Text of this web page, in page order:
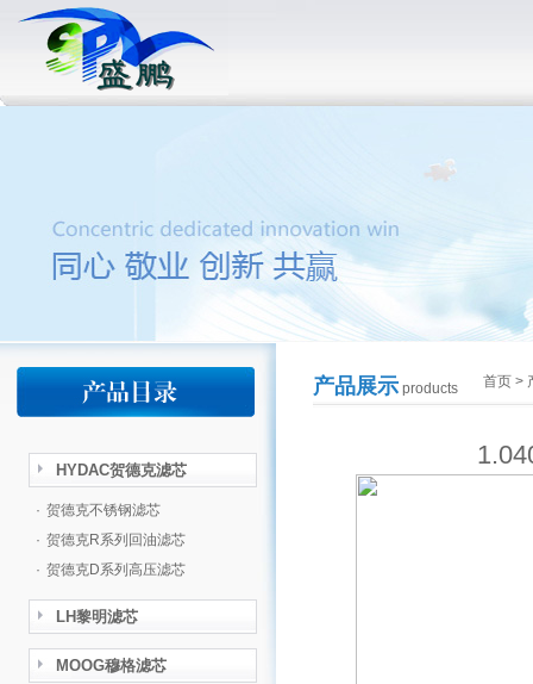
HYDAC贺德克滤芯
· 贺德克不锈钢滤芯
· 贺德克R系列回油滤芯
· 贺德克D系列高压滤芯
LH黎明滤芯
MOOG穆格滤芯
产品展示products 首页>